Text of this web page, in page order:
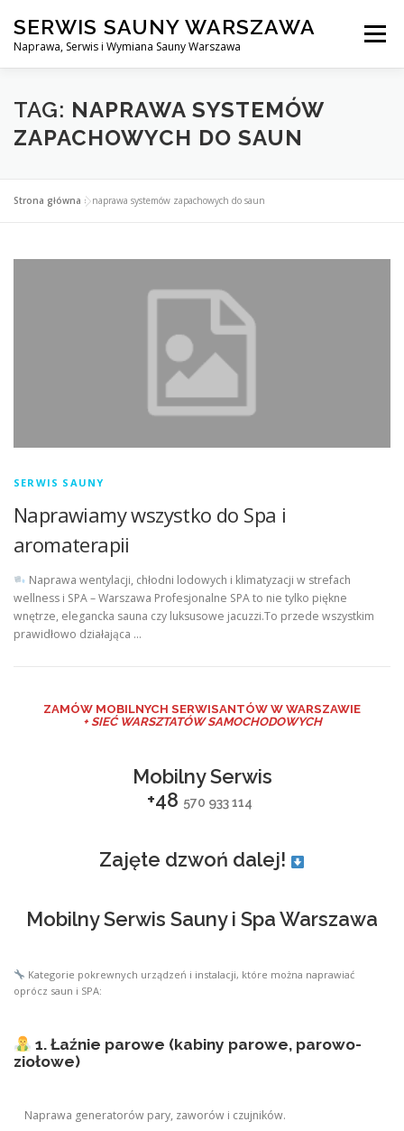
treści
SERWIS SAUNY WARSZAWA
Naprawa, Serwis i Wymiana Sauny Warszawa
Menu
SERWIS DO SAUNY WARSZAWA BLOG
TAG: NAPRAWA SYSTEMÓW
ZAPACHOWYCH DO SAUN
Strona główna »naprawa systemów zapachowych do saun
SERWIS SAUNY
Naprawiamy wszystko do Spa i
aromaterapii
Naprawa wentylacji, chłodni lodowych i klimatyzacji w strefach
wellness i SPA – Warszawa Profesjonalne SPA to nie tylko piękne
wnętrze, elegancka sauna czy luksusowe jacuzzi.To przede wszystkim
prawidłowo działająca …
ZAMÓW MOBILNYCH SERWISANTÓW W WARSZAWIE
+ SIEĆ WARSZTATÓW SAMOCHODOWYCH
Mobilny Serwis
+48 570 933 114
Zajęte dzwoń dalej!
Mobilny Serwis Sauny i Spa Warszawa
Kategorie pokrewnych urządzeń i instalacji, które można naprawiać
oprócz saun i SPA:
1. Łaźnie parowe (kabiny parowe, parowo-
ziołowe)
Naprawa generatorów pary, zaworów i czujników.